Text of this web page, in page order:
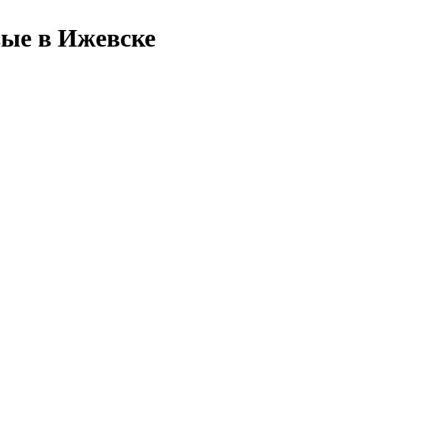
в Ижевске